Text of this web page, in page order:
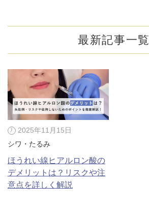
最新記事一覧
2025年11月15日
シワ・たるみ
ほうれい線ヒアルロン酸の
デメリットは？リスクや注
意点を詳しく解説